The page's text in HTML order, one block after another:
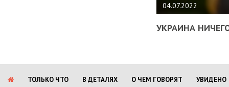
04.07.2022
УКРАИНА
ТОЛЬКО ЧТО В ДЕТАЛЯХ О ЧЕМ ГОВОРЯТ
УВИДЕНО